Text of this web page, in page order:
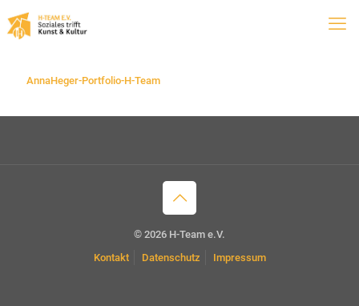
AnnaHeger-Portfolio-H-Team
© 2026 H-Team e.V.
Kontakt
Datenschutz Impressum